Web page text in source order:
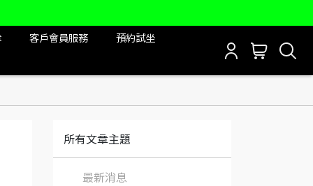
客戶會員服務 預約試坐
所有文章主題
最新消息